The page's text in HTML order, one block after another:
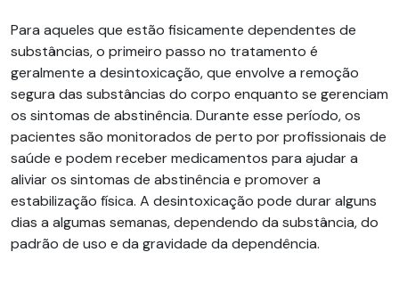
Para aqueles que estão fisicamente dependentes de
substâncias, o primeiro passo no tratamento é
geralmente a desintoxicação, que envolve a remoção
segura das substâncias do corpo enquanto se gerenciam
os sintomas de abstinência. Durante esse período, os
pacientes são monitorados de perto por profissionais de
saúde e podem receber medicamentos para ajudar a
aliviar os sintomas de abstinência e promover a
estabilização física. A desintoxicação pode durar alguns
dias a algumas semanas, dependendo da substância, do
padrão de uso e da gravidade da dependência.